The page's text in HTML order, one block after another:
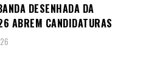
DESENHADA DA
ABREM CANDIDATURAS